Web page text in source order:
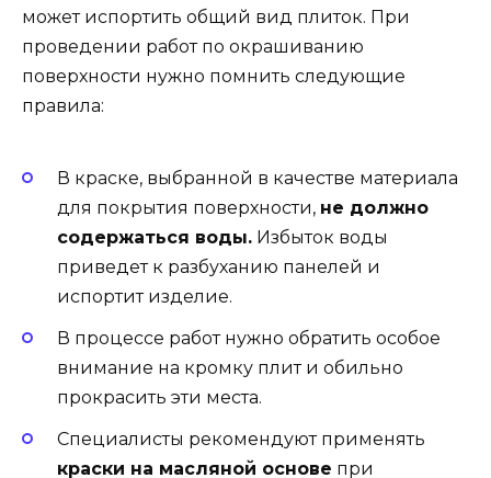
может испортить общий вид плиток. При
проведении работ по окрашиванию
поверхности нужно помнить следующие
правила:
В краске, выбранной в качестве материала
для покрытия поверхности, не должно
содержаться воды. Избыток воды
приведет к разбуханию панелей и
испортит изделие.
В процессе работ нужно обратить особое
внимание на кромку плит и обильно
прокрасить эти места.
Специалисты рекомендуют применять
краски на масляной основе при